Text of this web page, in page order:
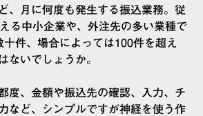
、月に何度も発生する振込業務。従
る中小企業や、外注先の多い業種で
十件、場合によっては100件を超え
ないでしょうか。
度、金額や振込先の確認、入力、チ
など、シンプルですが神経を使う作